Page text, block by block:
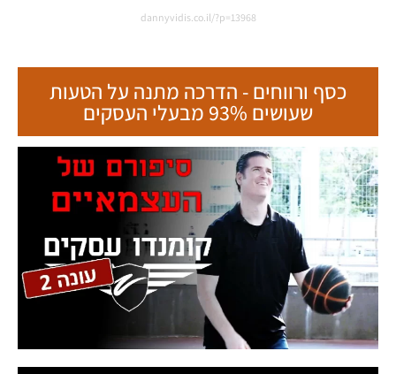
dannyvidis.co.il/?p=13968
כסף ורווחים - הדרכה מתנה על הטעות
שעושים 93% מבעלי העסקים